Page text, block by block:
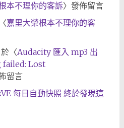
本不理你的客訴〉發佈留言
嘉里大榮根本不理你的客
〈Audacity 匯入 mp3 出
failed: Lost
留言
每日自動快照 終於發現這